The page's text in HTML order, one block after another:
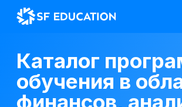
обучения в области
финансов, аналитики,
бизнеса и IT